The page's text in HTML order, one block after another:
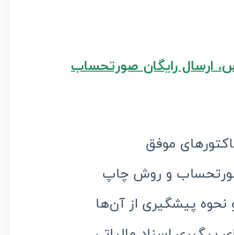
ارسال رایگان صورتحساب
موفق
نحوه پیشگیری از آن‌ها